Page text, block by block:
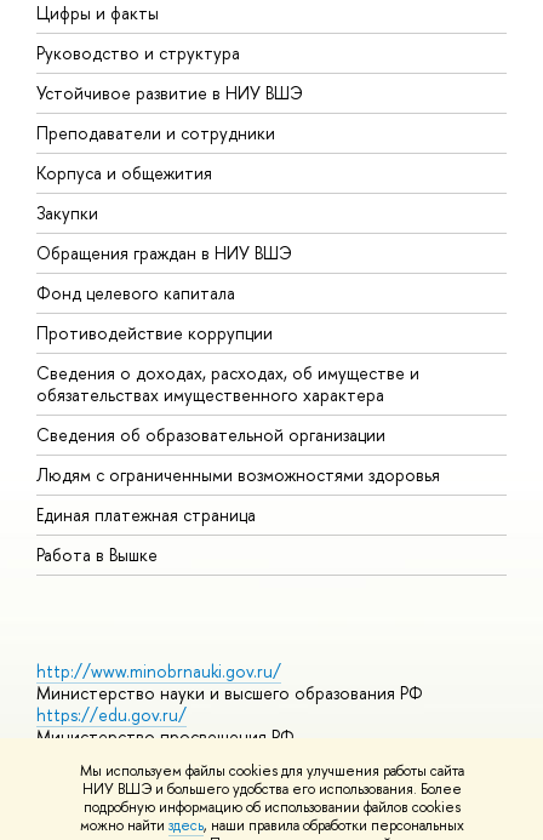
Мы используем файлы cookies для улучшения работы сайта
НИУ ВШЭ и большего удобства его использования. Более
подробную информацию об использовании файлов cookies
можно найти здесь, наши правила обработки персональных
Цифры и факты
Руководство и структура
Устойчивое развитие в НИУ ВШЭ
Преподаватели и сотрудники
Корпуса и общежития
Закупки
Обращения граждан в НИУ ВШЭ
Фонд целевого капитала
Противодействие коррупции
Сведения о доходах, расходах, об имуществе и
обязательствах имущественного характера
Сведения об образовательной организации
Людям с ограниченными возможностями здоровья
Единая платежная страница
Работа в Вышке
http://www.minobrnauki.gov.ru/
Министерство науки и высшего образования РФ
https://edu.gov.ru/
Министерство просвещения РФ
https://elearning.hse.ru/mooc
Массовые открытые онлайн-курсы